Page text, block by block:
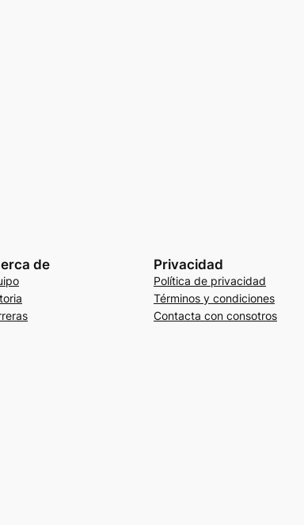
de Privacidad
Política de privacidad
Términos y condiciones
Contacta con consotros